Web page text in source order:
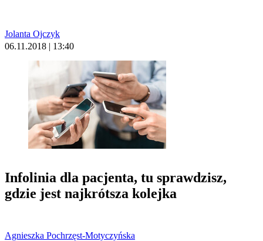
Jolanta Ojczyk
06.11.2018 | 13:40
Infolinia dla pacjenta, tu sprawdzisz,
gdzie jest najkrótsza kolejka
Agnieszka Pochrzęst-Motyczyńska